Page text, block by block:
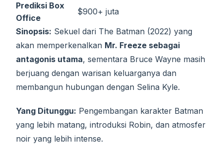
Prediksi Box
Office
$900+ juta
Sinopsis: Sekuel dari The Batman (2022) yang
akan memperkenalkan Mr. Freeze sebagai
antagonis utama, sementara Bruce Wayne masih
berjuang dengan warisan keluarganya dan
membangun hubungan dengan Selina Kyle.
Yang Ditunggu: Pengembangan karakter Batman
yang lebih matang, introduksi Robin, dan atmosfer
noir yang lebih intense.